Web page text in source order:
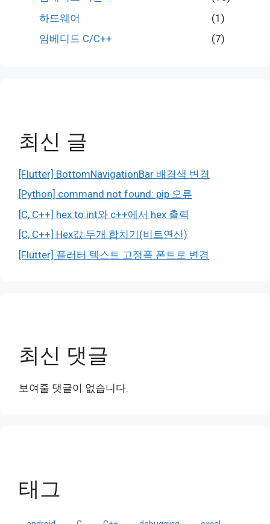
하드웨어
(1)
임베디드 C/C++
(7)
최신 글
[Flutter] BottomNavigationBar 배경색 변경
[Python] command not found: pip 오류
[C, C++] hex to int와 c++에서 hex 출력
[C, C++] Hex값 두개 합치기(비트연산)
[Flutter] 플러터 텍스트 고정폭 폰트로 변경
최신 댓글
보여줄 댓글이 없습니다.
태그